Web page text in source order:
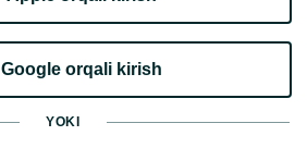
Goo​g​le orqali kirish
YOKI